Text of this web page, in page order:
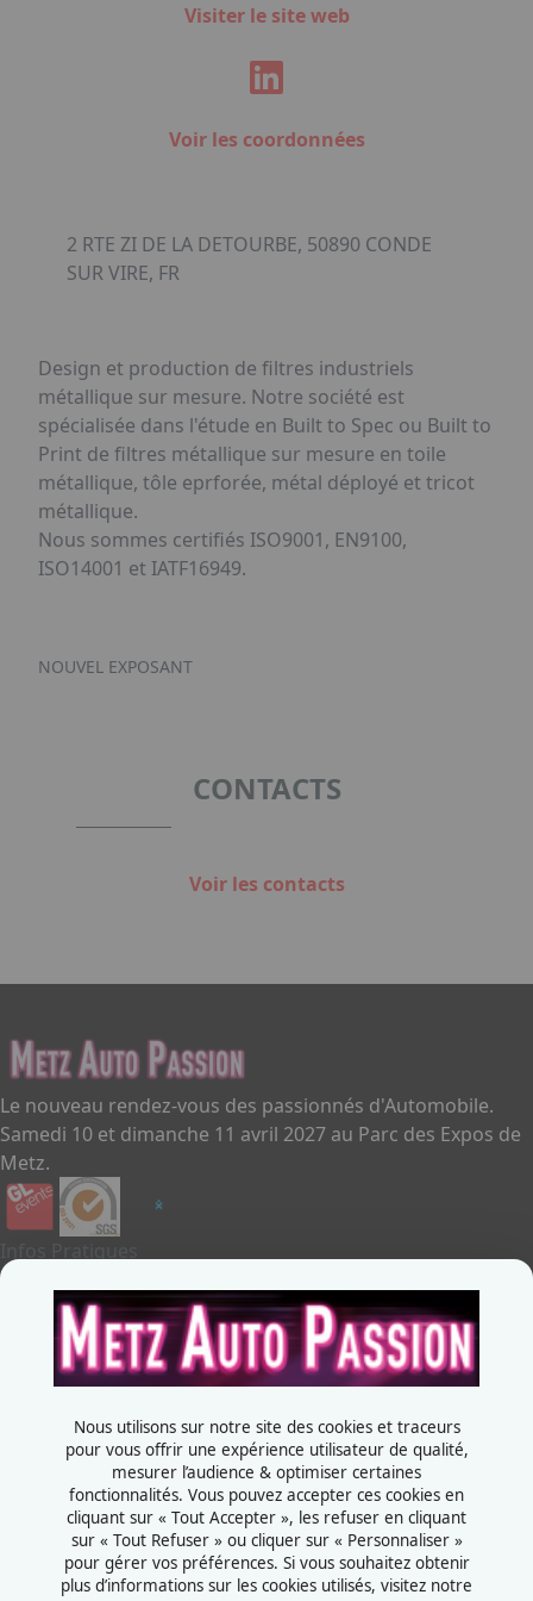
Visiter le site web
Voir les coordonnées
2 RTE ZI DE LA DETOURBE, 50890 CONDE
SUR VIRE, FR
Design et production de filtres industriels
métallique sur mesure. Notre société est
spécialisée dans l'étude en Built to Spec ou Built to
Print de filtres métallique sur mesure en toile
métallique, tôle eprforée, métal déployé et tricot
métallique.
Nous sommes certifiés ISO9001, EN9100,
ISO14001 et IATF16949.
NOUVEL EXPOSANT
CONTACTS
Voir les contacts
Le nouveau rendez-vous des passionnés d'Automobile.
Samedi 10 et dimanche 11 avril 2027 au Parc des Expos de
Metz.
Infos Pratiques
Je souhaite exposer
Metz Auto Passion
Contactez-nous
Rue de la Grange aux bois
57070 - Metz
France
Nous utilisons sur notre site des cookies et traceurs
pour vous offrir une expérience utilisateur de qualité,
mesurer l’audience & optimiser certaines
fonctionnalités. Vous pouvez accepter ces cookies en
cliquant sur « Tout Accepter », les refuser en cliquant
sur « Tout Refuser » ou cliquer sur « Personnaliser »
pour gérer vos préférences. Si vous souhaitez obtenir
plus d’informations sur les cookies utilisés, visitez notre